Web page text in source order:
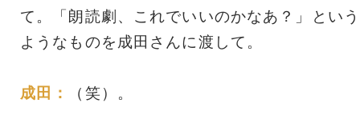
て。「朗読劇、これでいいのかなあ？」という
ようなものを成田さんに渡して。
成田： （笑）。